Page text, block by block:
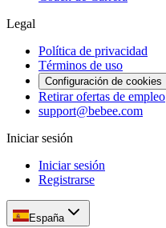
Legal
Política de privacidad
Términos de uso
Configuración de cookies
Retirar ofertas de empleo
support@bebee.com
Iniciar sesión
Iniciar sesión
Registrarse
España